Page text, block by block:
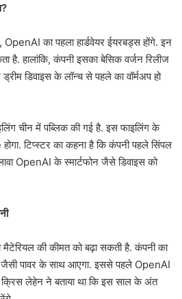
OpenAI का पहला हार्डवेयर ईयरबड्स होंगे. इन
है. हालांकि, कंपनी इसका बेसिक वर्जन रिलीज
डिवाइस के लॉन्च से पहले का वॉर्मअप हो
चीन में पब्लिक की गई है. इस फाइलिंग के
टिप्स्टर का कहना है कि कंपनी पहले सिंपल
OpenAI के स्मार्टफोन जैसे डिवाइस को
की कीमत को बढ़ा सकती है. कंपनी का
जैसी पावर के साथ आएगा. इससे पहले OpenAI
लेहेन ने बताया था कि इस साल के अंत